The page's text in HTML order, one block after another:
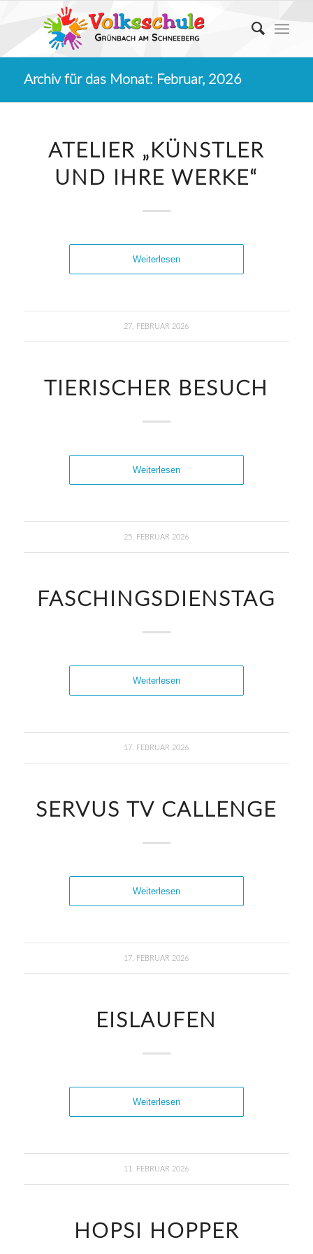
Archiv für das Monat: Februar, 2026
ATELIER „KÜNSTLER
UND IHRE WERKE“
Weiterlesen
27. FEBRUAR 2026
TIERISCHER BESUCH
Weiterlesen
25. FEBRUAR 2026
FASCHINGSDIENSTAG
Weiterlesen
17. FEBRUAR 2026
SERVUS TV CALLENGE
Weiterlesen
17. FEBRUAR 2026
EISLAUFEN
Weiterlesen
11. FEBRUAR 2026
HOPSI HOPPER